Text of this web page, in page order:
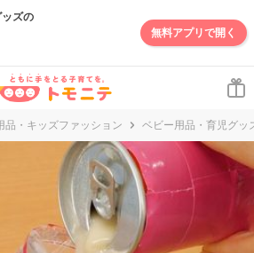
ズの
無料アプリで開く
品・キッズファッション ベビー用品・育児グッ
サイト | トモニテ